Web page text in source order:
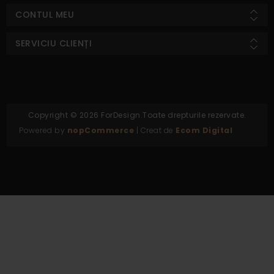
CONTUL MEU
SERVICIU CLIENȚI
Copyright © 2026 ForDesign.Toate drepturile rezervate.
Powered by nopCommerce | Creat de Ecom Digital